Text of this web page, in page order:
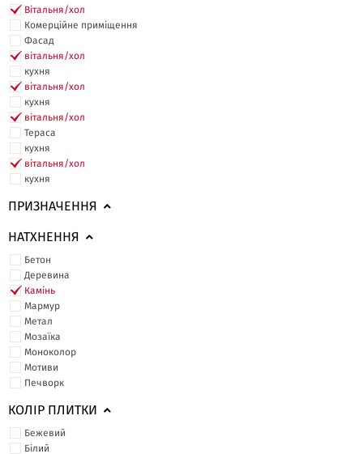
Вітальня/хол
Комерційне приміщення
Фасад
вітальня/хол
кухня
вітальня/хол
кухня
вітальня/хол
Тераса
кухня
вітальня/хол
кухня
ПРИЗНАЧЕННЯ
НАТХНЕННЯ
Бетон
Деревина
Камінь
Мармур
Метал
Мозаїка
Моноколор
Мотиви
Печворк
КОЛІР ПЛИТКИ
Бежевий
Білий